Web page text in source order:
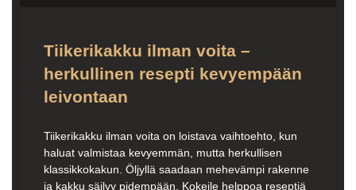
Tiikerikakku ilman voita –
herkullinen resepti kevyempään
leivontaan
Tiikerikakku ilman voita on loistava vaihtoehto, kun
haluat valmistaa kevyemmän, mutta herkullisen
klassikkokakun. Öljyllä saadaan mehevämpi rakenne
ja kakku säilyy pidempään. Kokeile helppoa reseptiä